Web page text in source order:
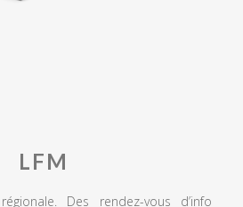
LFM
Des rendez-vous d’info